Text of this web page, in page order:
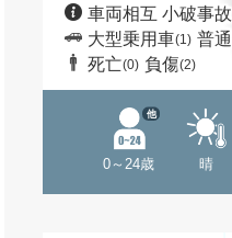
車両相互 小破事故
大型乗用車(1) 普
死亡(0) 負傷(2)
0～24歳
他
晴